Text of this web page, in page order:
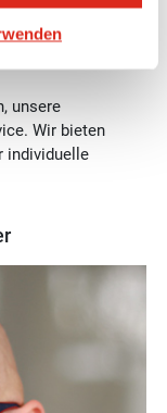
finden Sie unter
unsere
Wir bieten
individuelle